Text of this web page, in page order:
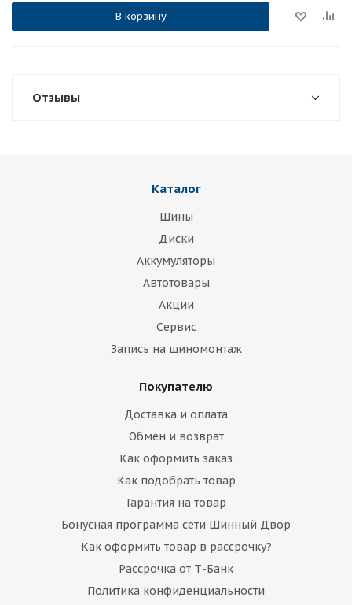
В корзину
Отзывы
Каталог
Шины
Диски
Аккумуляторы
Автотовары
Акции
Сервис
Запись на шиномонтаж
Покупателю
Доставка и оплата
Обмен и возврат
Как оформить заказ
Как подобрать товар
Гарантия на товар
Бонусная программа сети Шинный Двор
Как оформить товар в рассрочку?
Рассрочка от Т-Банк
Политика конфиденциальности